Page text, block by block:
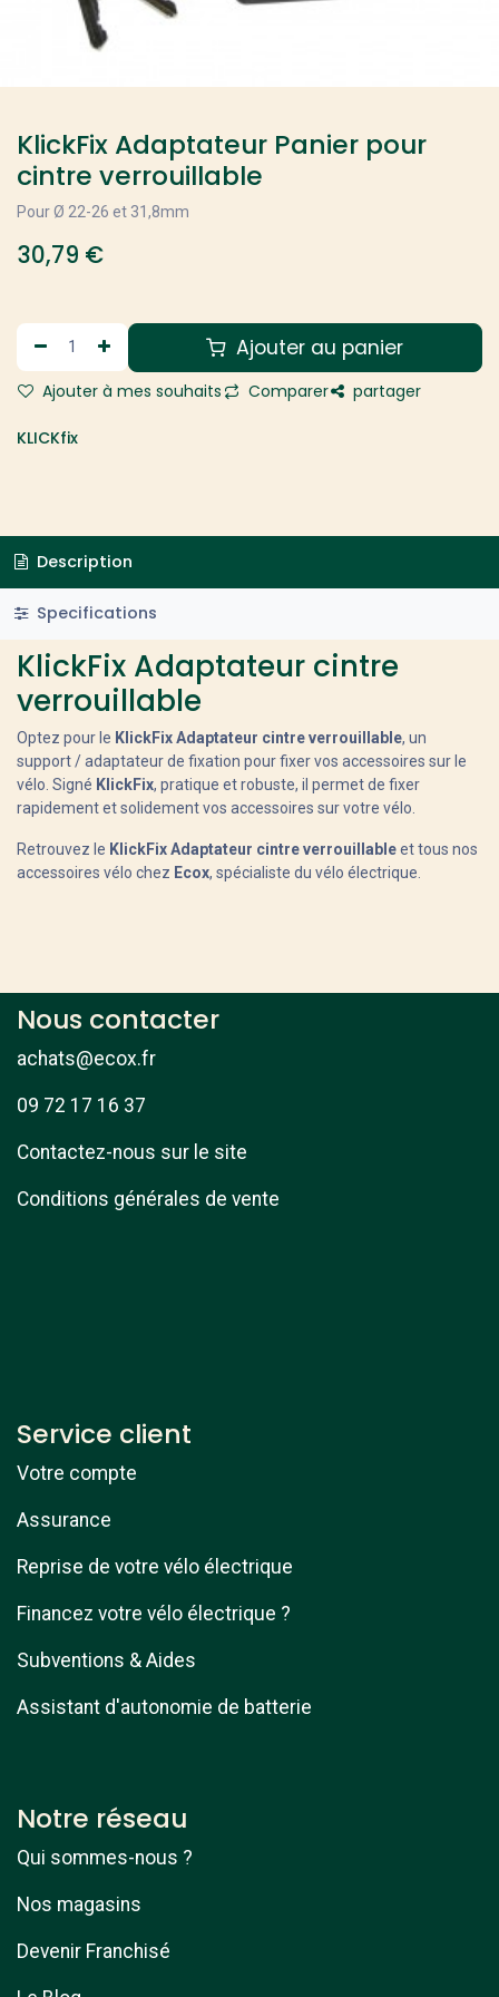
KlickFix Adaptateur Panier pour
cintre verrouillable
Pour Ø 22-26 et 31,8mm
30,79 €
Ajouter au panier
Ajouter à mes souhaits Comparer partager
KLICKfix
Description
Specifications
KlickFix Adaptateur cintre
verrouillable
Optez pour le KlickFix Adaptateur cintre verrouillable, un
support / adaptateur de fixation pour fixer vos accessoires sur le
vélo. Signé KlickFix, pratique et robuste, il permet de fixer
rapidement et solidement vos accessoires sur votre vélo.
Retrouvez le KlickFix Adaptateur cintre verrouillableet tous nos
accessoires vélo chez Ecox, spécialiste du vélo électrique.
Nous contacter
achats@ecox.fr
09 72 17 16 37
Contactez-nous sur le site
Conditions générales de vente
Service client
Votre compte
Assurance
Reprise de votre vélo électrique
Financez votre vélo électrique ?
Subventions & Aides
Assistant d'autonomie de batterie
Notre réseau
Qui sommes-nous ?
Nos magasins
Devenir Franchisé